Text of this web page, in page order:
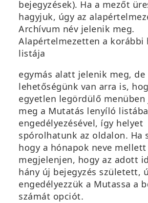
bejegyzések). Ha a mezőt
hagyjuk, úgy az
Archívum név jelenik meg.
Alapértelmezetten a korábbi
listája
egymás alatt jelenik meg, de
lehetőségünk van arra is,
egyetlen legördülő menüben
meg a Mutatás lenyíló
engedélyezésével, így helyet
spórolhatunk az oldalon. Ha
hogy a hónapok neve mellett
megjelenjen, hogy az adott
hány új bejegyzés született,
engedélyezzük a Mutassa a
számát opciót.